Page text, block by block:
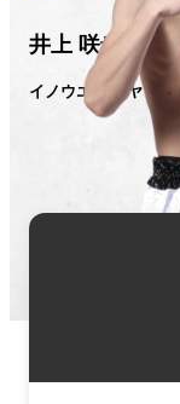
井上 咲也
イノウエ サキヤ